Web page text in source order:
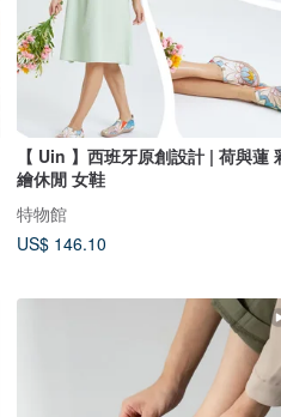
【 Uin 】西班牙原創設計 | 荷與蓮
繪休閒 女鞋
特物館
US$ 146.10